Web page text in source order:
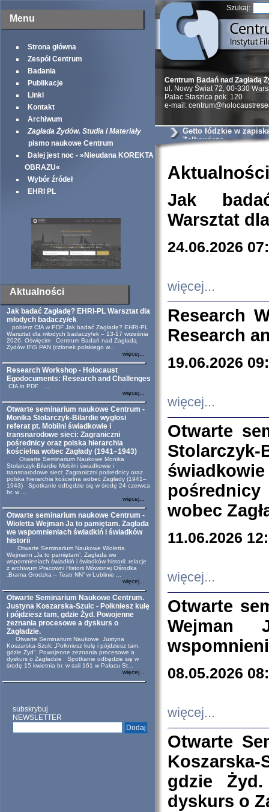
Menu
Strona główna
Zespół Centrum
Badania
Publikacje
Linki
Kontakt
Archiwum
Zagłada Żydów. Studia i Materiały
pismo naukowe Centrum
Dalej jest noc - »Nieudana KOREKTA
OBRAZU«
Wybór źródeł
EHRI PL
Aktualności
Jak badać Zagładę? EHRI-PL Warsztat dla
młodych badaczy/ek
pobierz CfA w PDF Jak badać Zagładę? EHRI-PL
Warsztat dla młodych badaczy/ek – 13-17 września
2026, Oświęcim Centrum Badań nad Zagładą
Żydów IFiS PAN (członek polskiego w...
więcej...
Research Workshop - Holocaust
Egodocuments: Research and Challenges
CfA in PDF ...
więcej...
Otwarte seminarium naukowe Centrum -
Monika Stolarczyk-Bilardie wygłosi
referat pt. Mobilni świadkowie i
transnarodowe sieci: Zagraniczni
pośrednicy oraz polska hierarchia
kościelna wobec Zagłady (1941–1943)
Otwarte Seminarium Naukowe Monika
Stolarczyk-Bilardie Mobilni świadkowie i
transnarodowe sieci: Zagraniczni pośrednicy oraz
polska hierarchia kościelna wobec Zagłady (1941–
1943) Spotkanie odbędzie się w środę 24 czerwca
br. w ...
więcej...
Otwarte seminarium naukowe Centrum -
Wioletta Wejman Ja to pamiętam. Zagłada
we wspomnieniach świadkiń i świadków
historii
Otwarte Seminarium Naukowe Wioletta
Wejmann „Ja to pamiętam”. Zagłada we
wspomnieniach świadkiń i świadków historii: relacje
z archiwum Pracowni Historii Mówionej Ośrodka
„Brama Grodzka – Teatr NN” w Lublinie ...
więcej...
Otwarte Seminarium Naukowe Centrum.
Justyna Koszarska-Szulc - Połkniesz kulę
i pójdziesz tam, gdzie Żyd. Powojenne
zeznania procesowe a dyskurs o
Zagładzie.
Otwarte Seminarium Naukowe Justyna
Koszarska-Szulc „Połkniesz kulę i pójdziesz tam,
gdzie Żyd”. Powojenne zeznania procesowe a
dyskurs o Zagładzie Spotkanie odbędzie się w
środę 15 kwietnia br. w sali 161 w Pałacu St...
więcej...
subskrybuj
NEWSLETTER
Szukaj:
Centrum Badań nad Zagładą
ul. Nowy Świat 72, 00-330
Palac Staszica pok. 120
e-mail:
Getto łódzkie w
Zelkowicza
Aktualności
Jak
Warsztat
24.06.2026
więcej...
Research
Research
19.06.2026
więcej...
Otwarte
wobec
11.06.2026
więcej...
Otwarte
Wejman
08.05.2026
więcej...
Otwarte
Koszarska-
gdzie
dyskurs o